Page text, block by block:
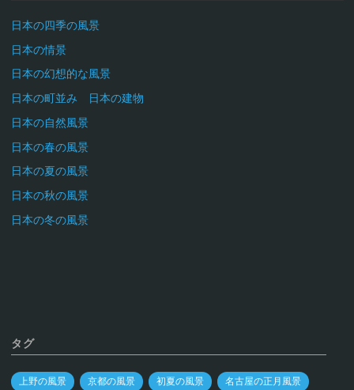
日本の四季の風景
日本の情景
日本の幻想的な風景
日本の町並み 日本の建物
日本の自然風景
日本の春の風景
日本の夏の風景
日本の秋の風景
日本の冬の風景
タグ
上野の風景 京都の風景 初夏の風景 名古屋の正月風景